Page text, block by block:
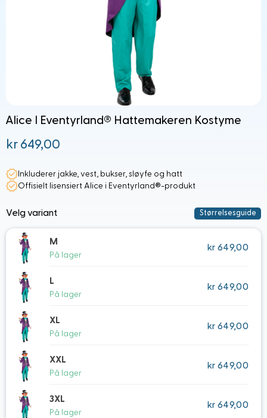
Alice I Eventyrland® Hattemakeren Kostyme
Fra:
kr 649,00
Inkluderer jakke, vest, bukser, sløyfe og hatt
Offisielt lisensiert Alice i Eventyrland®-produkt
Velg variant Størrelsesguide
M
På lager
kr 649,00
L
På lager
kr 649,00
XL
På lager
kr 649,00
XXL
På lager
kr 649,00
3XL
På lager
kr 649,00